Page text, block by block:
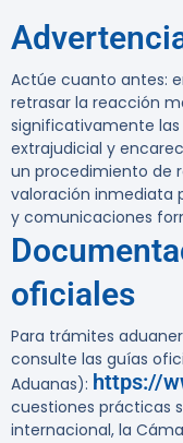
Actúe cuanto antes:
retrasar la reacción
significativamente
extrajudicial y
un procedimiento de
valoración inmediata
y comunicaciones
oficiales
Para trámites
consulte las guías
Aduanas): https://
cuestiones prácticas
internacional, la